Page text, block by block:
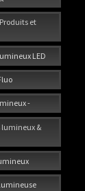
et
LED
-
lumineux &